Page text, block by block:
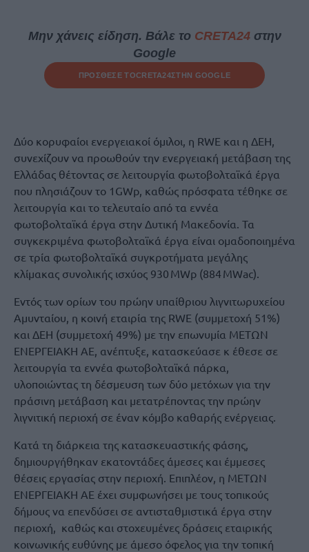
Μην χάνεις είδηση. Βάλε το CRETA24στην
Google
ΠΡΟΣΘΕΣΕ ΤΟCRETA24ΣΤΗΝ GOOGLE
Δύο κορυφαίοι ενεργειακοί όμιλοι, η RWE και η ΔΕΗ,
συνεχίζουν να προωθούν την ενεργειακή μετάβαση της
Ελλάδας θέτοντας σε λειτουργία φωτοβολταϊκά έργα
που πλησιάζουν το 1GWp, καθώς πρόσφατα τέθηκε σε
λειτουργία και το τελευταίο από τα εννέα
φωτοβολταϊκά έργα στην Δυτική Μακεδονία. Τα
συγκεκριμένα φωτοβολταϊκά έργα είναι ομαδοποιημένα
σε τρία φωτοβολταϊκά συγκροτήματα μεγάλης
κλίμακας συνολικής ισχύος 930 MWp (884 MWac).
Εντός των ορίων του πρώην υπαίθριου λιγνιτωρυχείου
Αμυνταίου, η κοινή εταιρία της RWE (συμμετοχή 51%)
και ΔΕΗ (συμμετοχή 49%) με την επωνυμία ΜΕΤΩΝ
ΕΝΕΡΓΕΙΑΚΗ ΑΕ, ανέπτυξε, κατασκεύασε κ έθεσε σε
λειτουργία τα εννέα φωτοβολταϊκά πάρκα,
υλοποιώντας τη δέσμευση των δύο μετόχων για την
πράσινη μετάβαση και μετατρέποντας την πρώην
λιγνιτική περιοχή σε έναν κόμβο καθαρής ενέργειας.
Κατά τη διάρκεια της κατασκευαστικής φάσης,
δημιουργήθηκαν εκατοντάδες άμεσες και έμμεσες
θέσεις εργασίας στην περιοχή. Επιπλέον, η ΜΕΤΩΝ
ΕΝΕΡΓΕΙΑΚΗ ΑΕ έχει συμφωνήσει με τους τοπικούς
δήμους να επενδύσει σε αντισταθμιστικά έργα στην
περιοχή, καθώς και στοχευμένες δράσεις εταιρικής
κοινωνικής ευθύνης με άμεσο όφελος για την τοπική